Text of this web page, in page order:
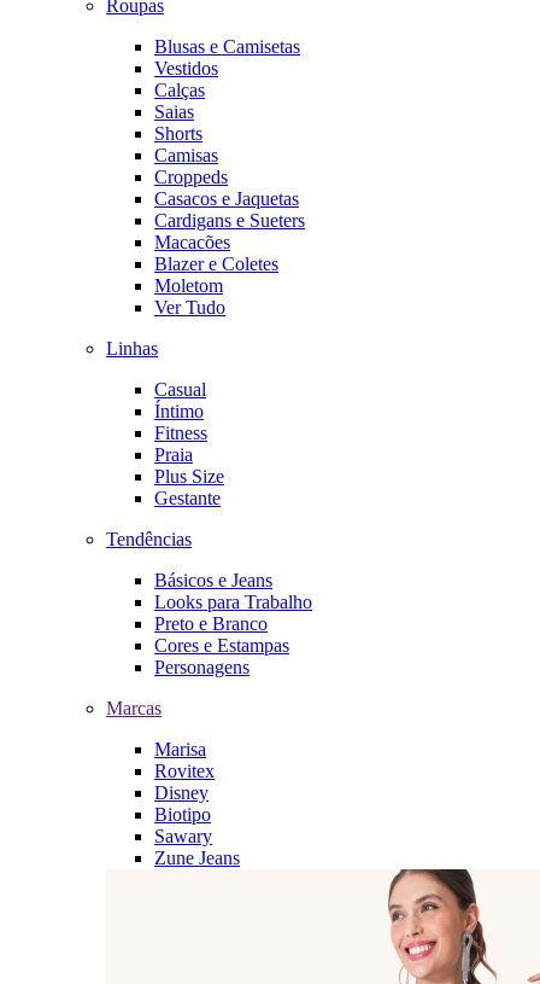
Roupas
Blusas e Camisetas
Vestidos
Calças
Saias
Shorts
Camisas
Croppeds
Casacos e Jaquetas
Cardigans e Sueters
Macacões
Blazer e Coletes
Moletom
Ver Tudo
Linhas
Casual
Íntimo
Fitness
Praia
Plus Size
Gestante
Tendências
Básicos e Jeans
Looks para Trabalho
Preto e Branco
Cores e Estampas
Personagens
Marcas
Marisa
Rovitex
Disney
Biotipo
Sawary
Zune Jeans